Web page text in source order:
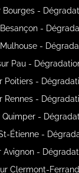
Bourges -
-
-
Pau -
Poitiers -
Rennes -
Quimper -
Étienne -
Avignon -
Clermont-